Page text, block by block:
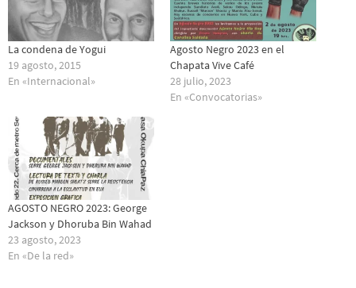
La condena de Yogui
19 agosto, 2015
En «Internacional»
Agosto Negro 2023 en el
Chapata Vive Café
28 julio, 2023
En «Convocatorias»
AGOSTO NEGRO 2023: George
Jackson y Dhoruba Bin Wahad
23 agosto, 2023
En «De la red»